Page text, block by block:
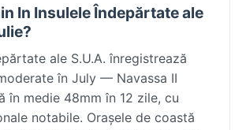
In Insulele Îndepărtate ale
ale S.U.A. înregistrează
în July — Navassa II
în medie 48mm în 12 zile, cu
notabile. Orașele de coastă